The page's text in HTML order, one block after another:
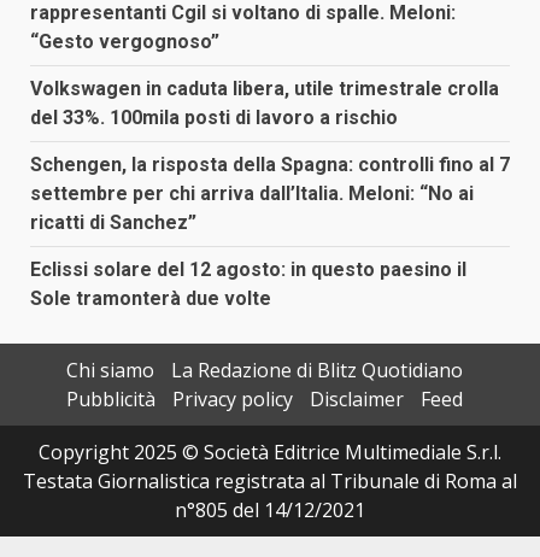
rappresentanti Cgil si voltano di spalle. Meloni:
“Gesto vergognoso”
Volkswagen in caduta libera, utile trimestrale crolla
del 33%. 100mila posti di lavoro a rischio
Schengen, la risposta della Spagna: controlli fino al 7
settembre per chi arriva dall’Italia. Meloni: “No ai
ricatti di Sanchez”
Eclissi solare del 12 agosto: in questo paesino il
Sole tramonterà due volte
Chi siamo
La Redazione di Blitz Quotidiano
Pubblicità
Privacy policy Disclaimer
Feed
Copyright 2025 © Società Editrice Multimediale S.r.l.
Testata Giornalistica registrata al Tribunale di Roma al
n°805 del 14/12/2021